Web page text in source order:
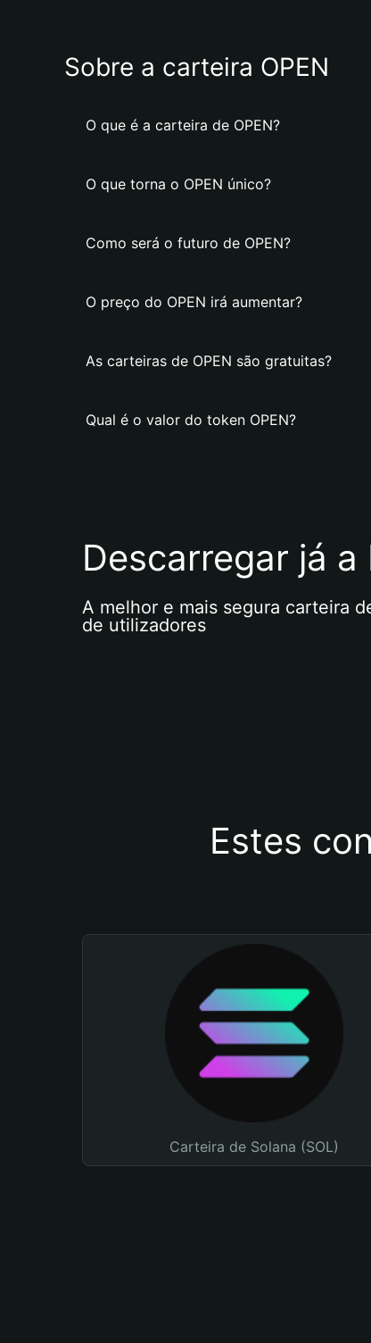
Sobre a carteira OPEN
O que é a carteira de OPEN?
O que torna o OPEN único?
Como será o futuro de OPEN?
O preço do OPEN irá aumentar?
As carteiras de OPEN são gratuitas?
Qual é o valor do token OPEN?
Descarregar já
A melhor e mais segura carteira
de utilizadores
Estes
Carteira de Solana (SOL)